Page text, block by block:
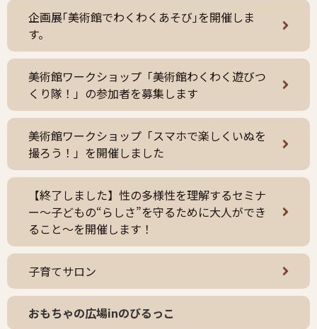
企画展｢美術館でわくわくあそび｣を開催しま
す。
美術館ワークショップ「美術館わくわく遊びつ
くり隊！」の参加者を募集します
美術館ワークショップ「スマホで楽しくいぬを
撮ろう！」を開催しました
【終了しました】性の多様性を理解するセミナ
ー～子どもの“らしさ”を守るために大人ができ
ること～を開催します！
子育てサロン
おもちゃの広場inのびるっこ